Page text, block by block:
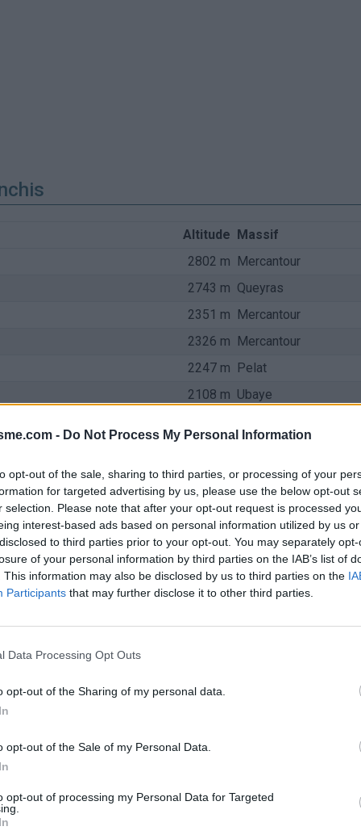
- Do Not Process My Personal Information
opt-out of the sale, sharing to third parties, or processing of your
for targeted advertising by us, please use the below opt-out
selection. Please note that after your opt-out request is processed
interest-based ads based on personal information utilized by us
to third parties prior to your opt-out. You may separately
of your personal information by third parties on the IAB’s list of
This information may also be disclosed by us to third parties on the
Participants that may further disclose it to other third parties.
Data Processing Opt Outs
opt-out of the Sharing of my personal data.
opt-out of the Sale of my Personal Data.
opt-out of processing my Personal Data for Targeted
Altitude Massif
2802 m Mercantour
2743 m Queyras
2351 m Mercantour
2326 m Mercantour
2247 m Pelat
2108 m Ubaye
1968 m Beaufortain
1703 m
Beaufortain
1678 m Mercantour
1662 m Mercantour
1660 m Bauges
1630 m
1605 m
1600 m Beaufortain